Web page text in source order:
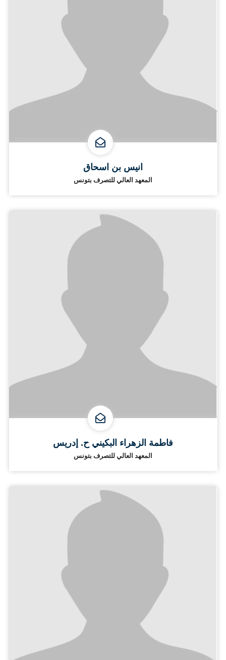
انيس بن اسحاق
المعهد العالي للتصرف بتونس
فاطمة الزهراء البكيني ح. إدريس
المعهد العالي للتصرف بتونس